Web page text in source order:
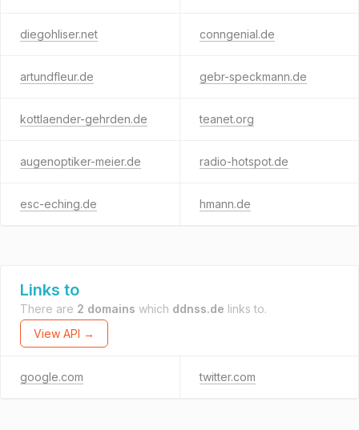
diegohliser.net conngenial.de
artundfleur.de gebr-speckmann.de
kottlaender-gehrden.de teanet.org
augenoptiker-meier.de radio-hotspot.de
esc-eching.de hmann.de
Links to
There are 2 domains which ddnss.de links to.
View API →
google.com twitter.com